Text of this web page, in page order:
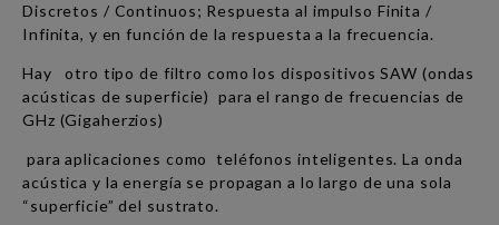
Discretos / Continuos; Respuesta al impulso Finita /
Infinita, y en función de la respuesta a la frecuencia.
Hay otro tipo de filtro como los dispositivos SAW (ondas
acústicas de superficie) para el rango de frecuencias de
GHz (Gigaherzios)
para aplicaciones como teléfonos inteligentes. La onda
acústica y la energía se propagan a lo largo de una sola
“superficie” del sustrato.